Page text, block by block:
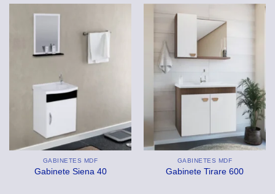
GABINETES MDF
Gabinete Siena 40
GABINETES MDF
Gabinete Tirare 600